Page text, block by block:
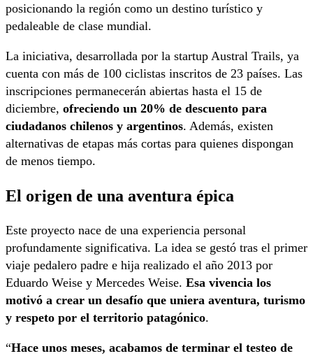
posicionando la región como un destino turístico y
pedaleable de clase mundial.
La iniciativa, desarrollada por la startup Austral Trails, ya
cuenta con más de 100 ciclistas inscritos de 23 países. Las
inscripciones permanecerán abiertas hasta el 15 de
diciembre, ofreciendo un 20% de descuento para
ciudadanos chilenos y argentinos. Además, existen
alternativas de etapas más cortas para quienes dispongan
de menos tiempo.
El origen de una aventura épica
Este proyecto nace de una experiencia personal
profundamente significativa. La idea se gestó tras el primer
viaje pedalero padre e hija realizado el año 2013 por
Eduardo Weise y Mercedes Weise. Esa vivencia los
motivó a crear un desafío que uniera aventura, turismo
y respeto por el territorio patagónico.
“Hace unos meses, acabamos de terminar el testeo de